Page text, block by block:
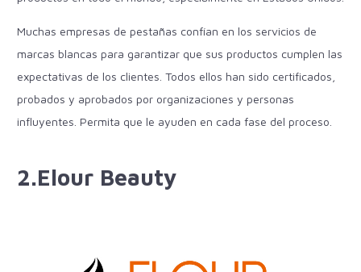
Muchas empresas de pestañas confían en los servicios de
marcas blancas para garantizar que sus productos cumplen las
expectativas de los clientes. Todos ellos han sido certificados,
probados y aprobados por organizaciones y personas
influyentes. Permita que le ayuden en cada fase del proceso.
2.Elour Beauty